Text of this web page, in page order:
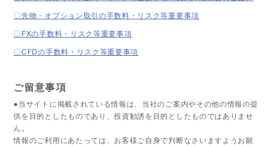
〇先物・オプション取引の手数料・リスク等重要事項
〇FXの手数料・リスク等重要事項
〇CFDの手数料・リスク等重要事項
ご留意事項
●当サイトに掲載されている情報は、当社のご案内やその他の情報の提
供を目的としたものであり、投資勧誘を目的としたものではありませ
ん。
情報のご利用にあたっては、お客様ご自身で判断なさいますようお願